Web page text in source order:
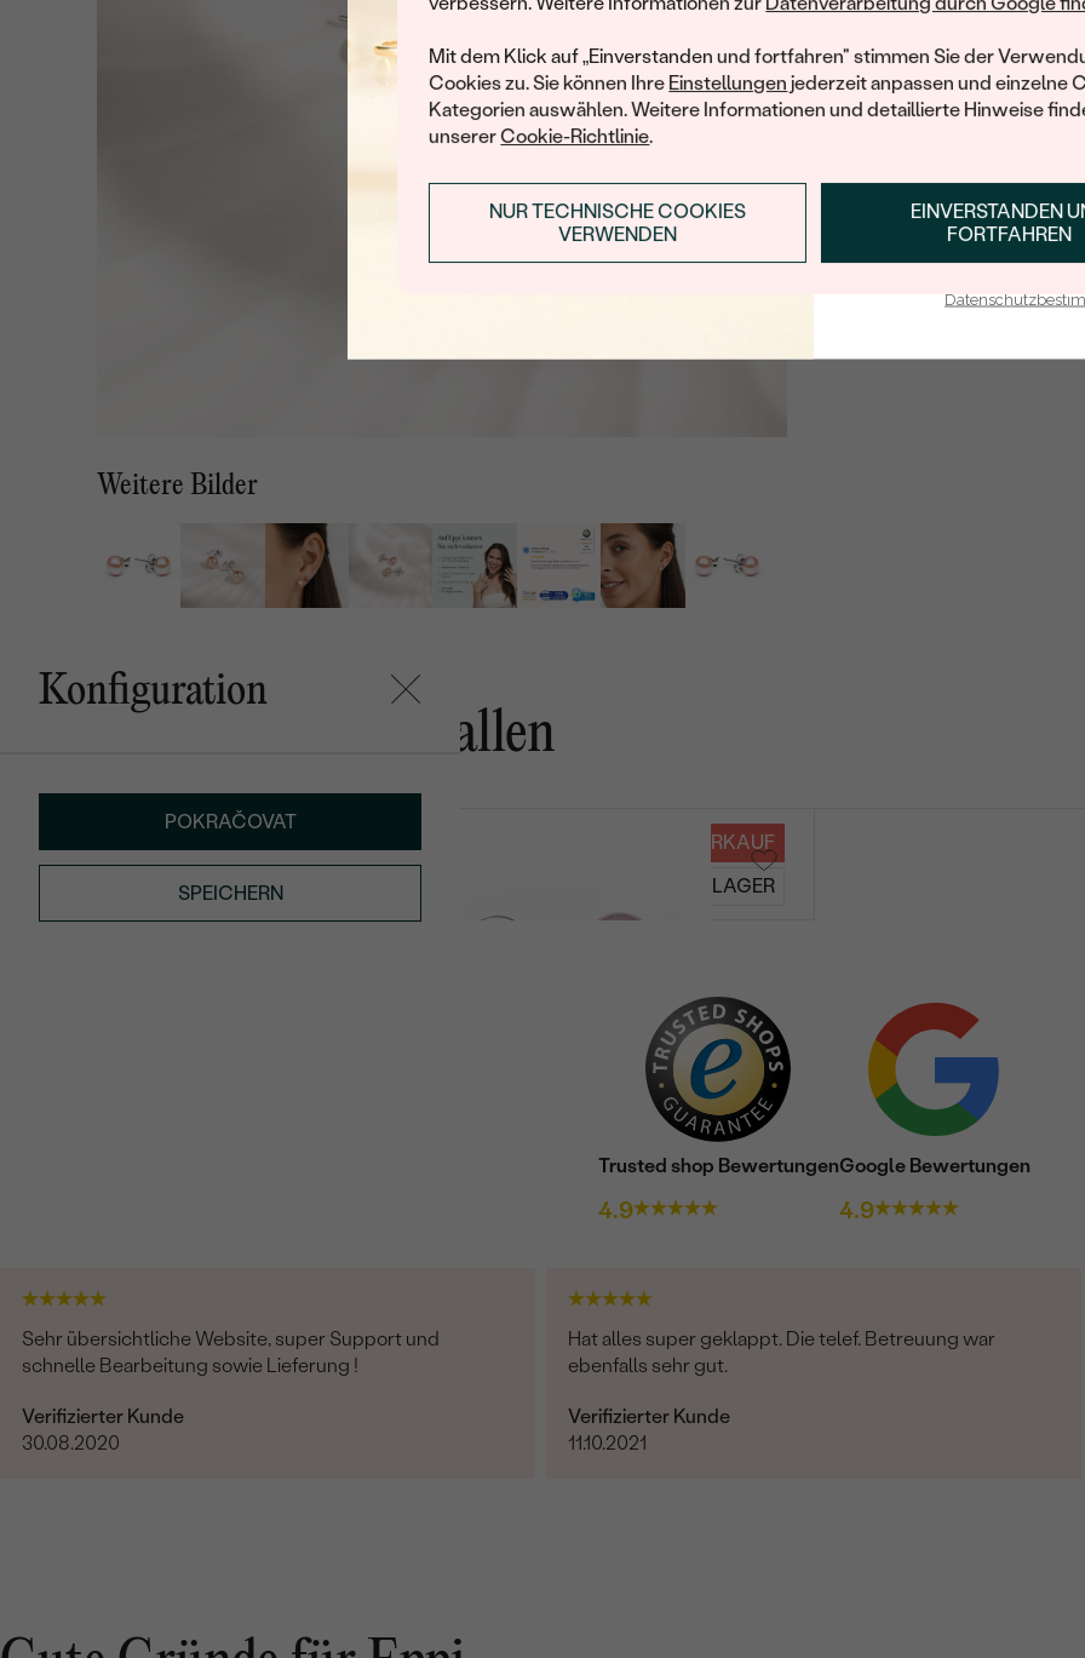
Mit dem Klick auf „Einverstanden und fortfahren" stimmen Sie der
Cookies zu. Sie können Ihre Einstellungen jederzeit anpassen und einzelne
Kategorien auswählen. Weitere Informationen und detaillierte Hinweise
unsererCookie-Richtlinie.
EINVERSTANDEN
FORTFAHREN
NUR TECHNISCHE COOKIES
VERWENDEN
Weitere Bilder
Konfiguration
POKRAČOVAT
SPEICHERN
Das könnte Ihnen gefallen
Njeri
AUF LAGER
VERKAUF
AUF LAGER
Trusted shop Bewertungen
4.9
Google Bewertungen
4.9
Sehr übersichtliche Website, super Support und
schnelle Bearbeitung sowie Lieferung !
Verifizierter Kunde
30.08.2020
Hat alles super geklappt. Die telef. Betreuung war
ebenfalls sehr gut.
Verifizierter Kunde
11.10.2021
Ihren ersten
ANMELDEN &
E-Mail-Adresse je bei uns in